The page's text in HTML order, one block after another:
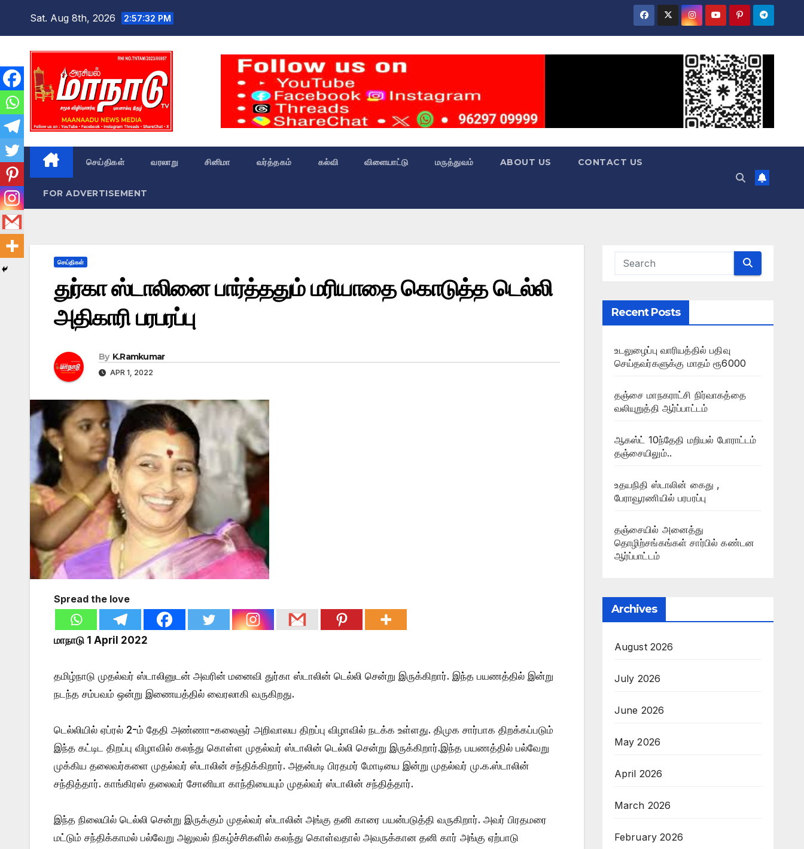
Sat. Aug 8th, 2026 2:57:33 PM
செய்திகள் வரலாறு சினிமா வர்த்தகம் கல்வி விளையாட்டு மருத்துவம் ABOUT US CONTACT US
FOR ADVERTISEMENT
செய்திகள்
துர்கா ஸ்டாலினை பார்த்ததும் மரியாதை கொடுத்த டெல்லி
அதிகாரி பரபரப்பு
By K.Ramkumar
APR 1, 2022
Spread the love
மாநாடு 1 April 2022
தமிழ்நாடு முதல்வர் ஸ்டாலினுடன் அவரின் மனைவி துர்கா ஸ்டாலின் டெல்லி சென்று இருக்கிறார். இந்த பயணத்தில் இன்று
நடந்த சம்பவம் ஒன்று இணையத்தில் வைரலாகி வருகிறது.
டெல்லியில் ஏப்ரல் 2-ம் தேதி அண்ணா-கலைஞர் அறிவாலய திறப்பு விழாவில் நடக்க உள்ளது. திமுக சார்பாக திறக்கப்படும்
இந்த கட்டிட திறப்பு விழாவில் கலந்து கொள்ள முதல்வர் ஸ்டாலின் டெல்லி சென்று இருக்கிறார்.இந்த பயணத்தில் பல்வேறு
முக்கிய தலைவர்களை முதல்வர் ஸ்டாலின் சந்திக்கிறார். அதன்படி பிரதமர் மோடியை இன்று முதல்வர் மு.க.ஸ்டாலின்
சந்தித்தார். காங்கிரஸ் தலைவர் சோனியா காந்தியையும் முதல்வர் ஸ்டாலின் சந்தித்தார்.
இந்த நிலையில் டெல்லி சென்று இருக்கும் முதல்வர் ஸ்டாலின் அங்கு தனி காரை பயன்படுத்தி வருகிறார். அவர் பிரதமரை
மட்டும் சந்திக்காமல் பல்வேறு அலுவல் நிகழ்ச்சிகளில் கலந்து கொள்வதால் அவருக்கான தனி கார் அங்கு ஏற்பாடு
Recent Posts
உடலுழைப்பு வாரியத்தில் பதிவு
செய்தவர்களுக்கு மாதம் ரூ6000
தஞ்சை மாநகராட்சி நிர்வாகத்தை
வலியுறுத்தி ஆர்ப்பாட்டம்
ஆகஸ்ட் 10ந்தேதி மறியல் போராட்டம்
தஞ்சையிலும்..
உதயநிதி ஸ்டாலின் கைது ,
பேராவூரணியில் பரபரப்பு
தஞ்சையில் அனைத்து
தொழிற்சங்கங்கள் சார்பில் கண்டன
ஆர்ப்பாட்டம்
Archives
August 2026
July 2026
June 2026
May 2026
April 2026
March 2026
February 2026